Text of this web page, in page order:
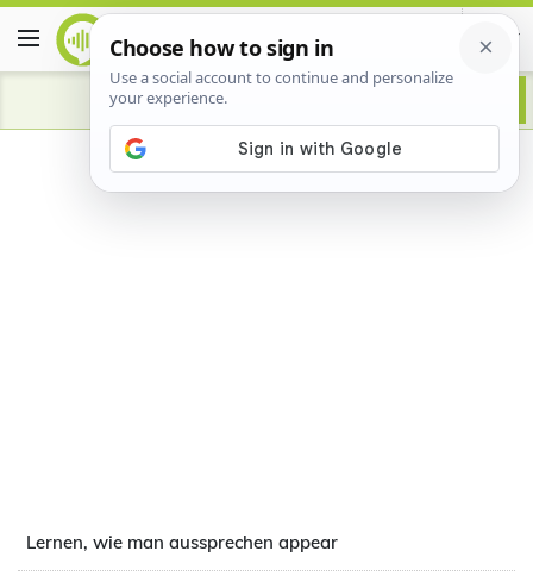
Advertisement
Lernen, wie man aussprechen appear